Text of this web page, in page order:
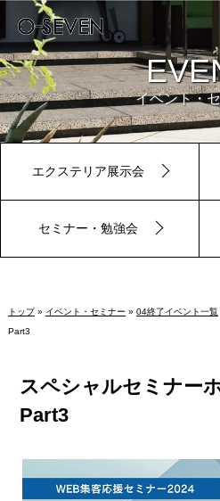
イベント・
エクステリア展示会
セミナー・勉強会
トップ» イベント・セミナー » 04終了イベント一覧
Part3
スペシャルセミナー
Part3